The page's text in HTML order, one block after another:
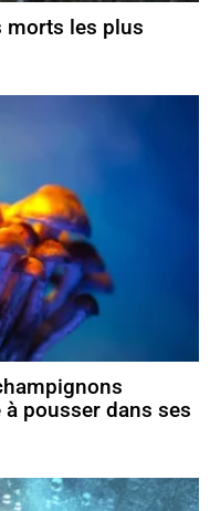
morts les plus
pousser dans ses